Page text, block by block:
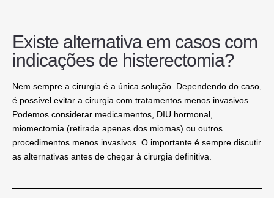
Existe alternativa em casos com
indicações de histerectomia?
Nem sempre a cirurgia é a única solução. Dependendo do caso,
é possível evitar a cirurgia com tratamentos menos invasivos.
Podemos considerar medicamentos, DIU hormonal,
miomectomia (retirada apenas dos miomas) ou outros
procedimentos menos invasivos . O importante é sempre discutir
as alternativas antes de chegar à cirurgia definitiva.